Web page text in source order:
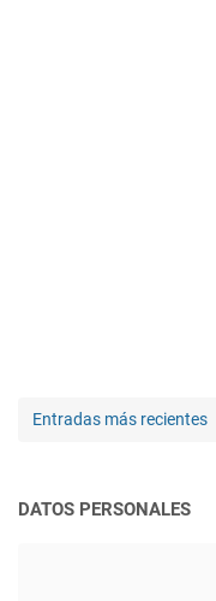
Entradas más recientes
DATOS PERSONALES